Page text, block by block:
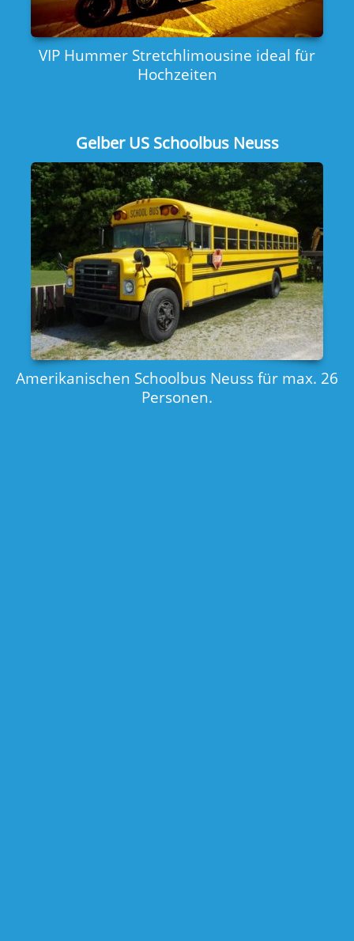
VIP Hummer Stretchlimousine ideal für
Hochzeiten
Gelber US Schoolbus Neuss
Amerikanischen Schoolbus Neuss für max. 26
Personen.